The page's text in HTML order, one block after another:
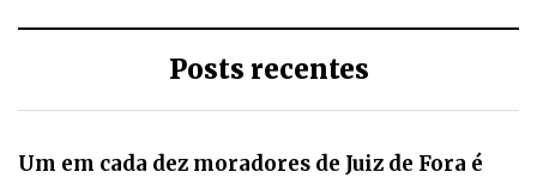
Posts recentes
Um em cada dez moradores de Juiz de Fora é